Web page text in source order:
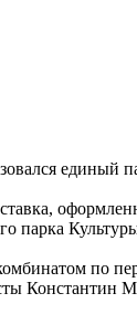
единый
парка
по
Константин